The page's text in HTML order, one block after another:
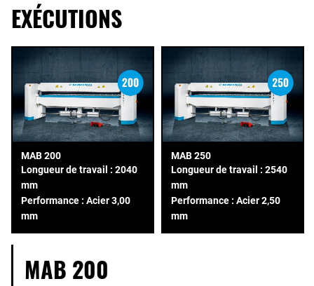
EXÉCUTIONS
MAB 200
Longueur de travail : 2040
mm
Performance : Acier 3,00
mm
MAB 250
Longueur de travail : 2540
mm
Performance : Acier 2,50
mm
MAB 200